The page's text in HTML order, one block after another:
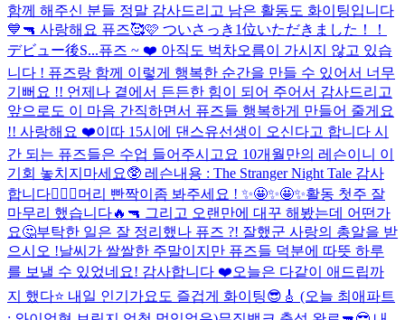
함께 해주신 분들 정말 감사드리고 남은 활동도 화이팅입니다
💙🔫 사랑해요 퓨즈🥰🩷 ついさっき1位いただきました！！
デビュー後S...퓨즈 ~ ❤️ 아직도 벅차오름이 가시지 않고 있습
니다 ! 퓨즈랑 함께 이렇게 행복한 순간을 만들 수 있어서 너무
기뻐요 !! 언제나 곁에서 든든한 힘이 되어 주어서 감사드리고
앞으로도 이 마음 간직하면서 퓨즈들 행복하게 만들어 줄게요
!! 사랑해요 ❤️이따 15시에 댄스유선생이 오신다고 합니다 시
간 되는 퓨즈들은 수업 들어주시고요 10개월만의 레슨이니 이
기회 놓치지마세요🥸 레슨내용 : The Stranger Night Tale 감사
합니다❤️‍🔥🔫머리 빤짝이좀 봐주세요 ! ✨🤩✨🤩✨활동 첫주 잘
마무리 했습니다🔥🔫 그리고 오랜만에 대꾸 해봤는데 어떤가
요🤔부탁한 일은 잘 정리했나 퓨즈 ?! 잘했군 사랑의 총알을 받
으시오 !날씨가 쌀쌀한 주말이지만 퓨즈들 덕분에 따뜻 하루
를 보낼 수 있었네요! 감사합니다 ❤️오늘은 다같이 애드립까
지 했다⭐️ 내일 인기가요도 즐겁게 화이팅😎🎸 (오늘 최애파트